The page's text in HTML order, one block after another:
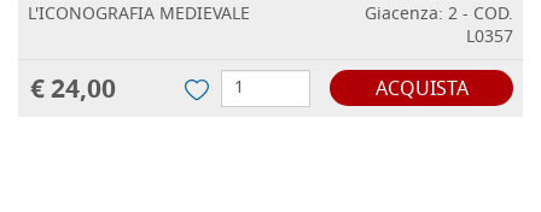
L'ICONOGRAFIA MEDIEVALE
Giacenza: 2 - COD.
L0357
€ 24,00 ACQUISTA